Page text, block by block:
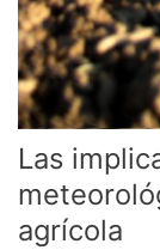
Las
agrícola